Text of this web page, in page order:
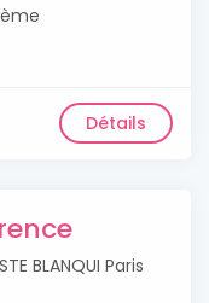
Détails
BLANQUI Paris